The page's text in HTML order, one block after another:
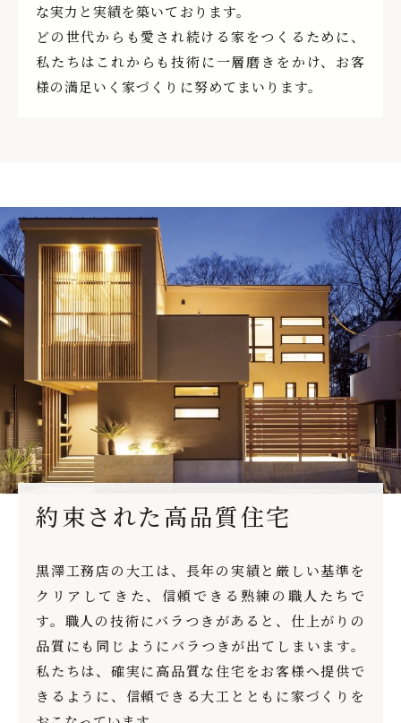
な実力と実績を築いております。
どの世代からも愛され続ける家をつくるために、
私たちはこれからも技術に一層磨きをかけ、お客
様の満足いく家づくりに努めてまいります。
約束された高品質住宅
黒澤工務店の大工は、長年の実績と厳しい基準を
クリアしてきた、信頼できる熟練の職人たちで
す。職人の技術にバラつきがあると、仕上がりの
品質にも同じようにバラつきが出てしまいます。
私たちは、確実に高品質な住宅をお客様へ提供で
きるように、信頼できる大工とともに家づくりを